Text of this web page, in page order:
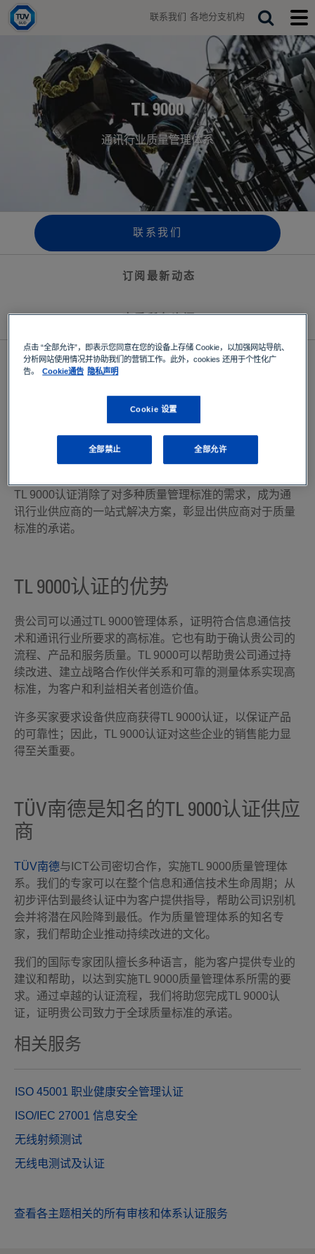
各地分支机构
联系我们
T
o
g
g
l
e
e
a
r
c
h
a
r
T
o
g
g
l
e
m
b
l
e
m
e
n
S
e
a
r
c
h
TL 9000
通讯行业质量管理体系
联系我们
订阅最新动态
查看所有资源
什么是TL 9000？
TL 9000是专为满足通讯业供应链需求而设计的质量管理
体系。该体系旨在通过定义对通讯产品和服务的设计、开
发、生产、交付、部署和维护至关重要的体系需求，以确
保质量。此外，它还提供一个测量系统，用于跟踪性能和
改进结果。
TL 9000认证消除了对多种质量管理标准的需求，成为通
讯行业供应商的一站式解决方案，彰显出供应商对于质量
标准的承诺。
TL 9000认证的优势
贵公司可以通过TL 9000管理体系，证明符合信息通信技
术和通讯行业所要求的高标准。它也有助于确认贵公司的
流程、产品和服务质量。TL 9000可以帮助贵公司通过持
续改进、建立战略合作伙伴关系和可靠的测量体系实现高
标准，为客户和利益相关者创造价值。
许多买家要求设备供应商获得TL 9000认证，以保证产品
的可靠性；因此，TL 9000认证对这些企业的销售能力显
得至关重要。
TÜV南德是知名的TL 9000认证供应
商
TÜV南德与ICT公司密切合作，实施TL 9000质量管理体
系。我们的专家可以在整个信息和通信技术生命周期；从
初步评估到最终认证中为客户提供指导，帮助公司识别机
会并将潜在风险降到最低。作为质量管理体系的知名专
家，我们帮助企业推动持续改进的文化。
我们的国际专家团队擅长多种语言，能为客户提供专业的
建议和帮助，以达到实施TL 9000质量管理体系所需的要
求。通过卓越的认证流程，我们将助您完成TL 9000认
证，证明贵公司致力于全球质量标准的承诺。
相关服务
ISO 45001 职业健康安全管理认证
ISO/IEC 27001 信息安全
无线射频测试
无线电测试及认证
查看各主题相关的所有审核和体系认证服务
点击 “全部允许”，即表示您同意在您的设备上存储 Cookie，以加强网站导航、
分析网站使用情况并协助我们的营销工作。此外，cookies 还用于个性化广
告。 Cookie通告 隐私声明
Cookie 设置
全部禁止 全部允许